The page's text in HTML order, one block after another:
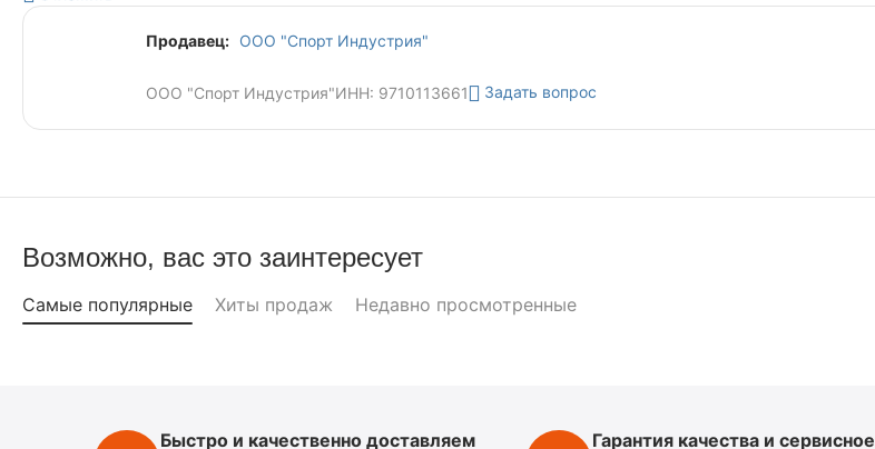
Продавец: ООО "Спорт Индустрия"
ООО "Спорт Индустрия"ИНН: 9710113661 Задать вопрос
Возможно, вас это заинтересует
Самые популярные Хиты продаж Недавно просмотренные
Быстро и качественно доставляем Гарантия качества и сервисное